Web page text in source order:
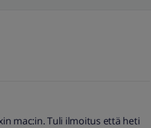
mac:in. Tuli ilmoitus että heti